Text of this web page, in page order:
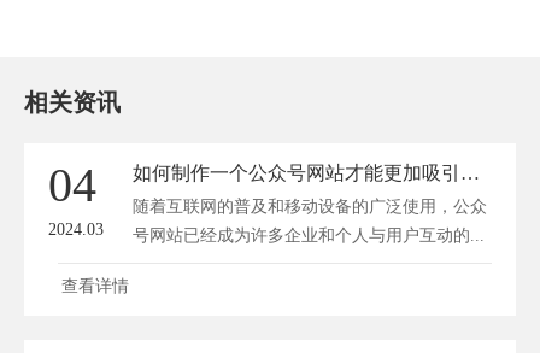
相关资讯
04
2024.03
如何制作一个公众号网站才能更加吸引用户浏览？
随着互联网的普及和移动设备的广泛使用，公众
号网站已经成为许多企业和个人与用户互动的...
查看详情